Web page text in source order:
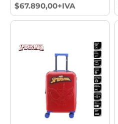
$67.890,00+IVA